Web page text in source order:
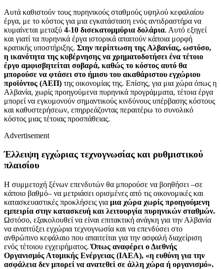
Αυτά καθιστούν τους πυρηνικούς σταθμούς υψηλού κεφαλαίου
έργα, με το κόστος για μια εγκατάσταση ενός αντιδραστήρα να
κυμαίνεται μεταξύ 4-10 δισεκατομμύρια δολάρια. Αυτό εξηγεί
και γιατί τα πυρηνικά έργα ιστορικά απαιτούν κάποια μορφή
κρατικής υποστήριξης. Στην περίπτωση της Αλβανίας, ωστόσο,
η ικανότητα της κυβέρνησης να χρηματοδοτήσει ένα τέτοιο
έργο αμφισβητείται σοβαρά, καθώς το κόστος αυτό θα
μπορούσε να φτάσει στο ήμισυ του ακαθάριστου εγχώριου
προϊόντος (ΑΕΠ) της οικονομίας της. Επίσης, για μια χώρα όπως η
Αλβανία, χωρίς προηγούμενα πυρηνικά προγράμματα, τέτοια έργα
μπορεί να εγκυμονούν σημαντικούς κινδύνους υπέρβασης κόστους
και καθυστερήσεων, επηρρεάζοντας περαιτέρω το συνολικό
κόστος μιας τέτοιας προσπάθειας.
Advertisement
Έλλειψη εγχώριας τεχνογνωσίας και ρυθμιστικού
πλαισίου
Η συμμετοχή ξένων επενδυτών θα μπορούσε να βοηθήσει –σε
κάποιο βαθμό– να μετριάσει ορισμένες από τις οικονομικές και
κατασκευαστικές προκλήσεις για μια χώρα χωρίς προηγούμενη
εμπειρία στην κατασκευή και λειτουργία πυρηνικών σταθμών.
Ωστόσο, εξακολουθεί να είναι επιτακτική ανάγκη για την Αλβανία
να αναπτύξει εγχώρια τεχνογνωσία και να επενδύσει στο
ανθρώπινο κεφάλαιο που απαιτείται για την ασφαλή διαχείριση
ενός τέτοιου εγχειρήματος.Όπως αναφέρει ο Διεθνής
Οργανισμός Ατομικής Ενέργειας (IAEA), «η ευθύνη για την
ασφάλεια δεν μπορεί να ανατεθεί σε άλλη χώρα ή οργανισμό».